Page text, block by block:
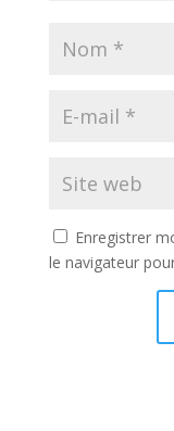
Enregistrer
le navigateur